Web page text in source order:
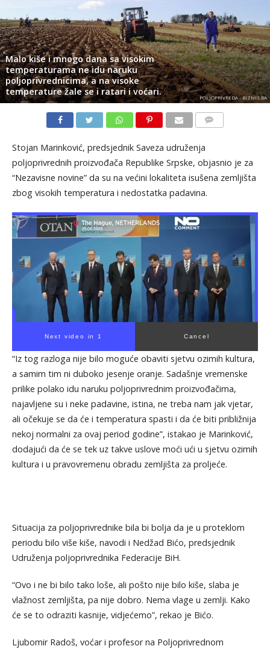
Malo kiše i mnogo dana sa visokim
temperaturama ne idu naruku
poljoprivrednicima, a na visoke
temperature žale se i ratari i voćari.
POLJOPRIVREDA - BIZNIS.BA
Stojan Marinković, predsjednik Saveza udruženja
poljoprivrednih proizvođača Republike Srpske, objasnio je za
“Nezavisne novine” da su na većini lokaliteta isušena zemljišta
zbog visokih temperatura i nedostatka padavina.
Next video in 1 Cancel
“Iz tog razloga nije bilo moguće obaviti sjetvu ozimih kultura,
a samim tim ni duboko jesenje oranje. Sadašnje vremenske
prilike polako idu naruku poljoprivrednim proizvođačima,
najavljene su i neke padavine, istina, ne treba nam jak vjetar,
ali očekuje se da će i temperatura spasti i da će biti približnija
nekoj normalni za ovaj period godine”, istakao je Marinković,
dodajući da će se tek uz takve uslove moći ući u sjetvu ozimih
kultura i u pravovremenu obradu zemljišta za proljeće.
Situacija za poljoprivrednike bila bi bolja da je u proteklom
periodu bilo više kiše, navodi i Nedžad Bićo, predsjednik
Udruženja poljoprivrednika Federacije BiH.
“Ovo i ne bi bilo tako loše, ali pošto nije bilo kiše, slaba je
vlažnost zemljišta, pa nije dobro. Nema vlage u zemlji. Kako
će se to odraziti kasnije, vidjećemo”, rekao je Bićo.
Ljubomir Radoš, voćar i profesor na Poljoprivrednom